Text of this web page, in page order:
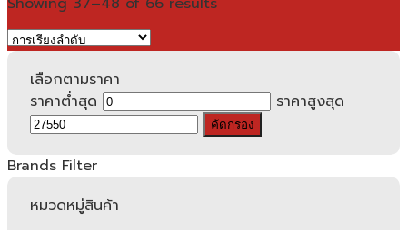
เลือกตามราคา
ราคาต่ำสุด
ราคาสูงสุด
คัดกรอง
Brands Filter
หมวดหมู่สินค้า